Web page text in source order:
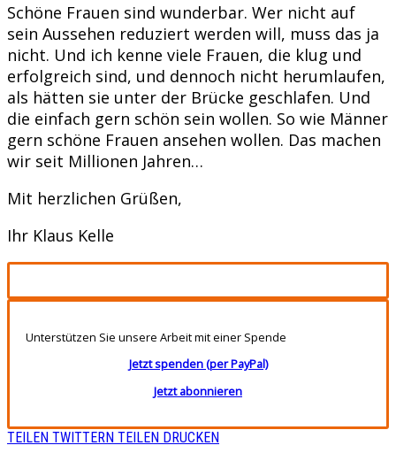
Schöne Frauen sind wunderbar. Wer nicht auf
sein Aussehen reduziert werden will, muss das ja
nicht. Und ich kenne viele Frauen, die klug und
erfolgreich sind, und dennoch nicht herumlaufen,
als hätten sie unter der Brücke geschlafen. Und
die einfach gern schön sein wollen. So wie Männer
gern schöne Frauen ansehen wollen. Das machen
wir seit Millionen Jahren…
Mit herzlichen Grüßen,
Ihr Klaus Kelle
Unterstützen Sie unsere Arbeit mit einer Spende
Jetzt spenden (per PayPal)
Jetzt abonnieren
TEILEN TWITTERN TEILEN DRUCKEN